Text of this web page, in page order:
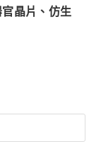
晶片、仿生